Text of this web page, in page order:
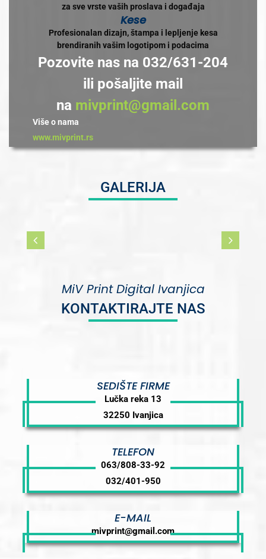
za sve vrste vaših proslava i događaja
Kese
Profesionalan dizajn, štampa i lepljenje kesa
brendiranih vašim logotipom i podacima
Pozovite nas na 032/631-204
ili pošaljite mail
na mivprint@gmail.com
Više o nama
www.mivprint.rs
GALERIJA
MiV Print Digital Ivanjica
KONTAKTIRAJTE NAS
SEDIŠTE FIRME
Lučka reka 13
32250 Ivanjica
TELEFON
063/808-33-92
032/401-950
E-MAIL
mivprint@gmail.com